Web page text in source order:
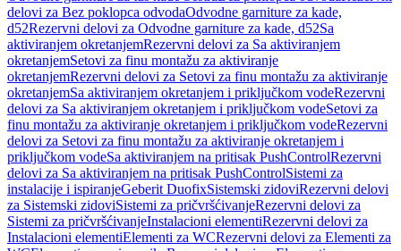
delovi za Bez poklopca odvodaOdvodne garniture za kade,
d52Rezervni delovi za Odvodne garniture za kade, d52Sa
aktiviranjem okretanjemRezervni delovi za Sa aktiviranjem
okretanjemSetovi za finu montažu za aktiviranje
okretanjemRezervni delovi za Setovi za finu montažu za aktiviranje
okretanjemSa aktiviranjem okretanjem i priključkom vodeRezervni
delovi za Sa aktiviranjem okretanjem i priključkom vodeSetovi za
finu montažu za aktiviranje okretanjem i priključkom vodeRezervni
delovi za Setovi za finu montažu za aktiviranje okretanjem i
priključkom vodeSa aktiviranjem na pritisak PushControlRezervni
delovi za Sa aktiviranjem na pritisak PushControlSistemi za
instalacije i ispiranjeGeberit DuofixSistemski zidoviRezervni delovi
za Sistemski zidoviSistemi za pričvršćivanjeRezervni delovi za
Sistemi za pričvršćivanjeInstalacioni elementiRezervni delovi za
Instalacioni elementiElementi za WCRezervni delovi za Elementi za